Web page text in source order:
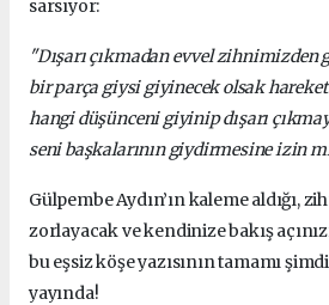
sarsıyor:
"Dışarı çıkmadan evvel zihnimizden
bir parça giysi giyinecek olsak
hangi düşünceni giyinip dışarı
seni başkalarının giydirmesine izin
Gülpembe Aydın’ın kaleme aldığı,
zorlayacak ve kendinize bakış
bu eşsiz köşe yazısının tamamı
yayında!